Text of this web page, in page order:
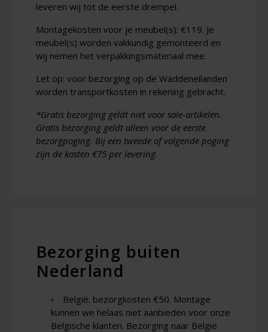
leveren wij tot de eerste drempel.
Montagekosten voor je meubel(s): €119. Je
meubel(s) worden vakkundig gemonteerd en
wij nemen het verpakkingsmateriaal mee.
Let op: voor bezorging op de Waddeneilanden
worden transportkosten in rekening gebracht.
*Gratis bezorging geldt niet voor sale-artikelen.
Gratis bezorging geldt alleen voor de eerste
bezorgpoging. Bij een tweede of volgende poging
zijn de kosten €75 per levering.
Bezorging buiten
Nederland
België: bezorgkosten €50. Montage
kunnen we helaas niet aanbieden voor onze
Belgische klanten. Bezorging naar België